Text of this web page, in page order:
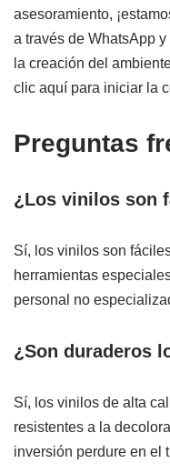
asesoramiento,
a través de WhatsApp
la creación del
clic aquí para iniciar la
Preguntas
¿Los vinilos son
Sí, los vinilos son
herramientas
personal no
¿Son duraderos
Sí, los vinilos de alta
resistentes a la
inversión perdure en el